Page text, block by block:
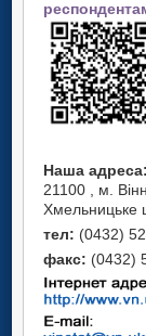
Наша адреса:
21100 , м.
Хмельницьке
тел: (0432)
факс: (0432)